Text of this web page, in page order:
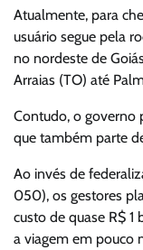
Atualmente, para
usuário segue pela
no nordeste de
Arraias (TO) até
Contudo, o governo
que também parte
Ao invés de
050), os gestores
custo de quase R$ 1
a viagem em pouco